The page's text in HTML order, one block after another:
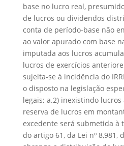
base no lucro real,
de lucros ou dividendos
conta de período-base não
ao valor apurado com base
imputada aos lucros
lucros de exercícios
sujeita-se à incidência do
o disposto na legislação
legais; a.2) inexistindo
reserva de lucros em
excedente será submetida à
do artigo 61, da Lei nº 8,981,